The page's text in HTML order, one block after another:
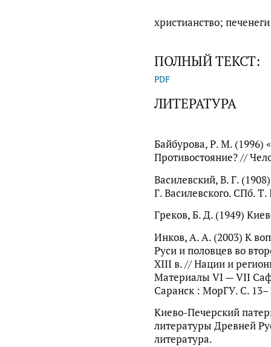
христианство;
ПОЛНЫЙ ТЕКСТ:
PDF
ЛИТЕРАТУРА
Байбурова, Р. М. (1996)
Противостояние? //
Василевский, В. Г.
Г. Василевского. СПб. Т.
Греков, Б. Д. (1949)
Инков, А. А. (2003) К
Руси и половцев во
XIII в. // Нации и
Материалы VI — VII
Саранск : МорГУ. С.
Киево-Печерский
литературы Древней
литература.